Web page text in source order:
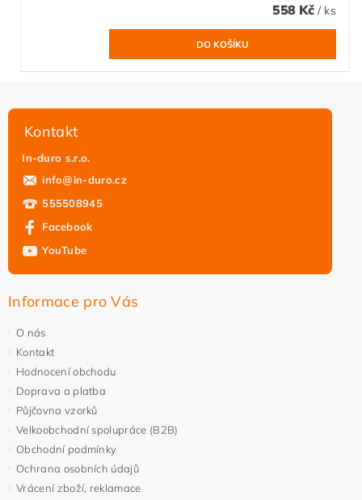
558 Kč / ks
Kontakt
In-duro s.r.o.
info@in-duro.cz
555508945
Facebook
YouTube
Informace pro Vás
O nás
Kontakt
Hodnocení obchodu
Doprava a platba
Půjčovna vzorků
Velkoobchodní spolupráce (B2B)
Obchodní podmínky
Ochrana osobních údajů
Vrácení zboží, reklamace